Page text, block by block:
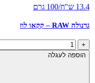
13.4 ש"ח/100 גרם
גרנולה RAW – קקאו לוז
+
כמות
של
הוספה לעגלה